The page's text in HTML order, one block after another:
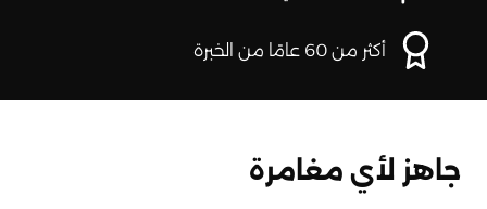
أكثر من 60 عامًا من الخبرة
جاهز لأي مغامرة